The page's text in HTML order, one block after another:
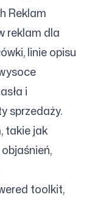
Reklam
reklam dla
linie opisu
i
sprzedaży.
takie jak
toolkit,